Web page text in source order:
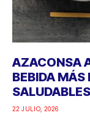
AZACONSA
BEBIDA MÁS
SALUDABLES
22 JULIO, 2026